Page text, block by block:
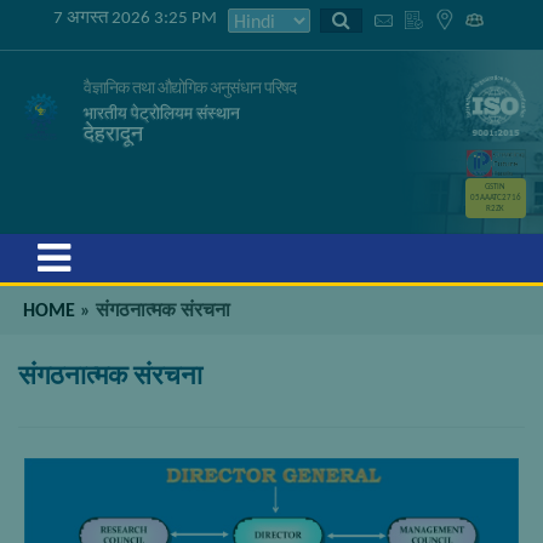
7 अगस्त 2026 3:25 PM
वैज्ञानिक तथा औद्योगिक अनुसंधान परिषद
भारतीय पेट्रोलियम संस्थान
देहरादून
GSTIN
05AAATC2716
R2ZK
HOME »संगठनात्मक संरचना
संगठनात्मक संरचना